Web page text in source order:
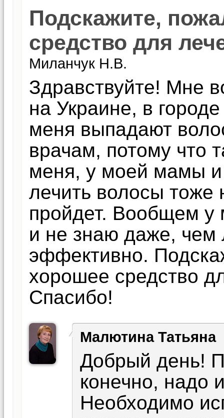
Подскажите,
средство для
Миланчук Н.В.
Здравствуйте! Мне
на Украине, в
меня выпадают
врачам, потому что
меня, у моей мамы и
лечить волосы тоже
пройдет. Вообщем у
и не знаю даже, чем
эффективно.
хорошее средство
Спасибо!
Малютина Татьяна
Добрый день!
конечно, надо
Необходимо